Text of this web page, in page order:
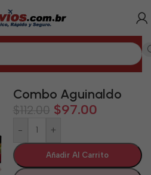
Combo Aguinaldo
$112.00 $97.00
- +
Añadir Al Carrito